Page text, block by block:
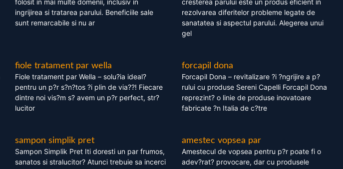
folosit in mai multe domenii, inclusiv in
ingrijirea si tratarea parului. Beneficiile sale
sunt remarcabile si nu ar
cresterea parului este un produs eficient in
rezolvarea diferitelor probleme legate de
sanatatea si aspectul parului. Alegerea unui
gel
fiole tratament par wella
Fiole tratament par Wella – solu?ia ideal?
pentru un p?r s?n?tos ?i plin de via??! Fiecare
dintre noi vis?m s? avem un p?r perfect, str?
lucitor
forcapil dona
Forcapil Dona – revitalizare ?i ?ngrijire a p?
rului cu produse Sereni Capelli Forcapil Dona
reprezint? o linie de produse inovatoare
fabricate ?n Italia de c?tre
sampon simplik pret
Sampon Simplik Pret Iti doresti un par frumos,
sanatos si stralucitor? Atunci trebuie sa incerci
amestec vopsea par
Amestecul de vopsea pentru p?r poate fi o
adev?rat? provocare, dar cu produsele